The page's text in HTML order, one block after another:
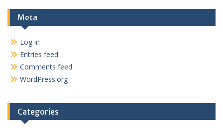
Meta
Log in
Entries feed
Comments feed
WordPress.org
Categories